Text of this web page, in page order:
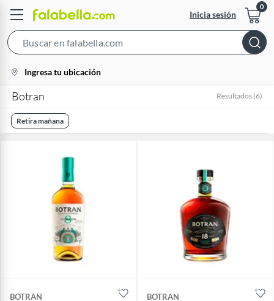
Inicia sesión
Bar
location-
icon
Ingresa tu ubicación
Botran Resultados (6)
Retira mañana
BOTRAN BOTRAN